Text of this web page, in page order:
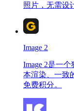
照片，无需设
Image 2
Image 2是一
本渲染、一致
免费积分。